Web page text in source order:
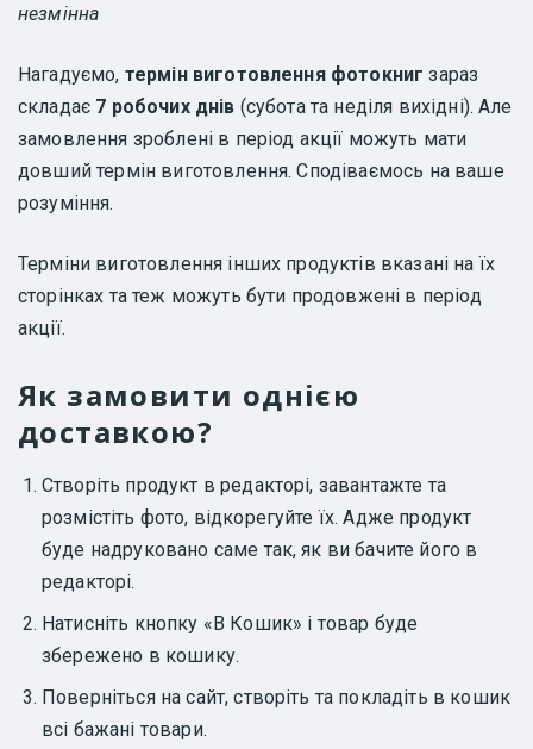
незмінна
Нагадуємо, термін виготовлення фотокниг зараз
складає 7 робочих днів (субота та неділя вихідні). Але
замовлення зроблені в період акції можуть мати
довший термін виготовлення. Сподіваємось на ваше
розуміння.
Терміни виготовлення інших продуктів вказані на їх
сторінках та теж можуть бути продовжені в період
акції.
Як замовити однією
доставкою?
Створіть продукт в редакторі, завантажте та
розмістіть фото, відкорегуйте їх. Адже продукт
буде надруковано саме так, як ви бачите його в
редакторі.
Натисніть кнопку «В Кошик» і товар буде
збережено в кошику.
Поверніться на сайт, створіть та покладіть в кошик
всі бажані товари.